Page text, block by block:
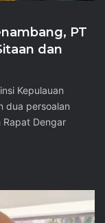
PT
dan
Kepulauan
dua persoalan
Dengar